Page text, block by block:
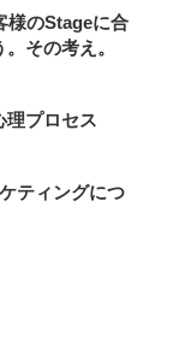
様のStageに合
その考え。
理プロセス
ティングにつ